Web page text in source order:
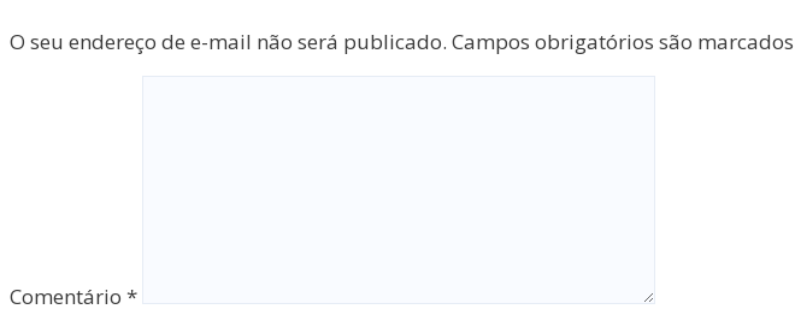
O seu endereço de e-mail não será publicado. Campos obrigatórios são
Comentário *